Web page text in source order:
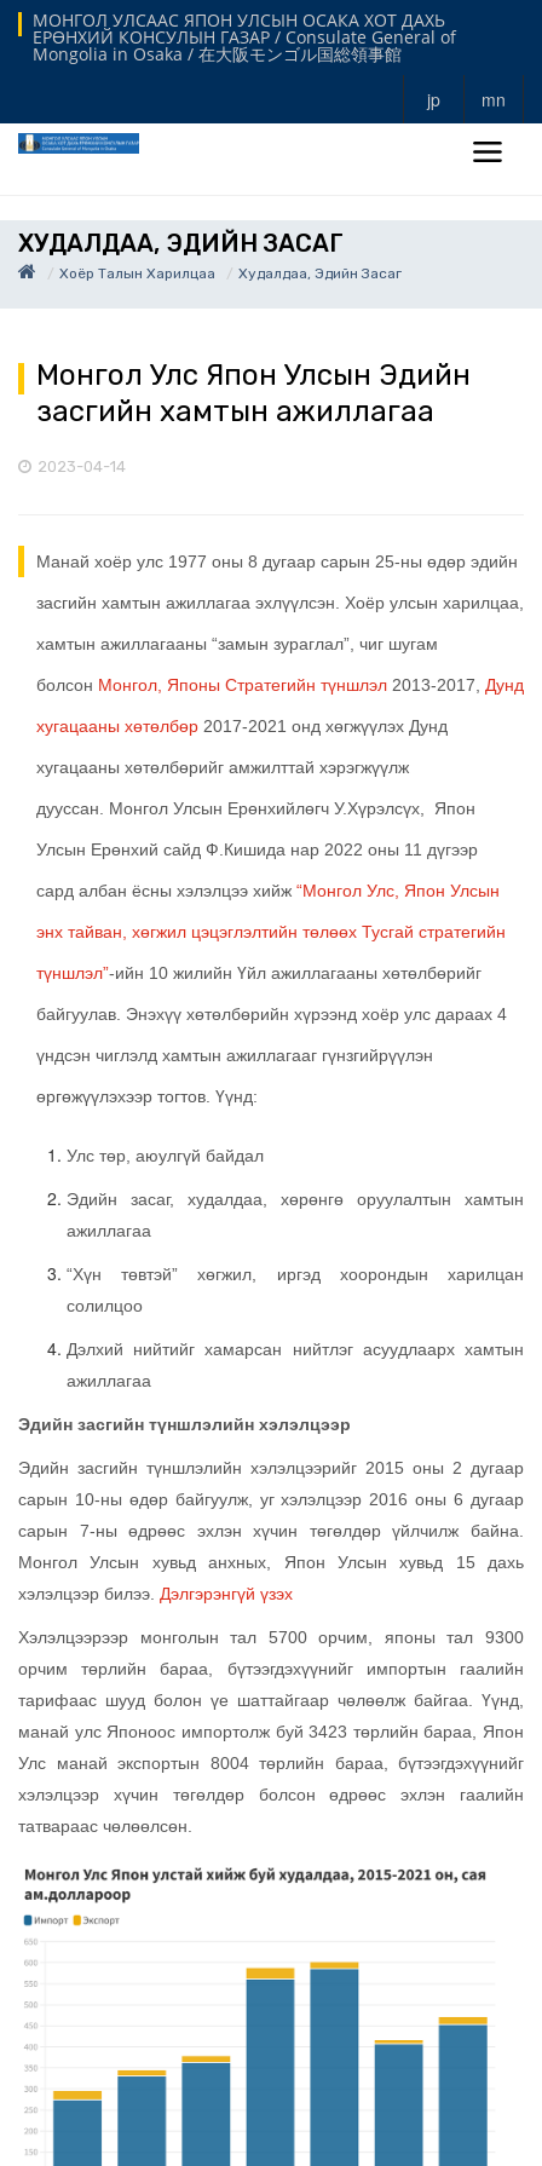
МОНГОЛ УЛСААС ЯПОН УЛСЫН ОСАКА ХОТ ДАХЬ
ЕРӨНХИЙ КОНСУЛЫН ГАЗАР / Consulate General of
Mongolia in Osaka / 在大阪モンゴル国総領事館
jp mn
ХУДАЛДАА, ЭДИЙН ЗАСАГ
Хоёр Талын Харилцаа Худалдаа, Эдийн Засаг
Монгол Улс Япон Улсын Эдийн
засгийн хамтын ажиллагаа
2023-04-14
Манай хоёр улс 1977 оны 8 дугаар сарын 25-ны өдөр эдийн
засгийн хамтын ажиллагаа эхлүүлсэн. Хоёр улсын харилцаа,
хамтын ажиллагааны “замын зураглал”, чиг шугам
болсон Монгол, Японы Стратегийн түншлэл 2013-2017, Дунд
хугацааны хөтөлбөр 2017-2021 онд хөгжүүлэх Дунд
хугацааны хөтөлбөрийг амжилттай хэрэгжүүлж
дууссан. Монгол Улсын Ерөнхийлөгч У.Хүрэлсүх, Япон
Улсын Ерөнхий сайд Ф.Кишида нар 2022 оны 11 дүгээр
сард албан ёсны хэлэлцээ хийж “Монгол Улс, Япон Улсын
энх тайван, хөгжил цэцэглэлтийн төлөөх Тусгай стратегийн
түншлэл”-ийн 10 жилийн Үйл ажиллагааны хөтөлбөрийг
байгуулав. Энэхүү хөтөлбөрийн хүрээнд хоёр улс дараах 4
үндсэн чиглэлд хамтын ажиллагааг гүнзгийрүүлэн
өргөжүүлэхээр тогтов. Үүнд:
Улс төр, аюулгүй байдал
Эдийн засаг, худалдаа, хөрөнгө оруулалтын хамтын
ажиллагаа
“Хүн төвтэй” хөгжил, иргэд хоорондын харилцан
солилцоо
Дэлхий нийтийг хамарсан нийтлэг асуудлаарх хамтын
ажиллагаа
Эдийн засгийн түншлэлийн хэлэлцээр
Эдийн засгийн түншлэлийн хэлэлцээрийг 2015 оны 2 дугаар
сарын 10-ны өдөр байгуулж, уг хэлэлцээр 2016 оны 6 дугаар
сарын 7-ны өдрөөс эхлэн хүчин төгөлдөр үйлчилж байна.
Монгол Улсын хувьд анхных, Япон Улсын хувьд 15 дахь
хэлэлцээр билээ. Дэлгэрэнгүй үзэх
Хэлэлцээрээр монголын тал 5700 орчим, японы тал 9300
орчим төрлийн бараа, бүтээгдэхүүнийг импортын гаалийн
тарифаас шууд болон үе шаттайгаар чөлөөлж байгаа. Үүнд,
манай улс Японоос импортолж буй 3423 төрлийн бараа, Япон
Улс манай экспортын 8004 төрлийн бараа, бүтээгдэхүүнийг
хэлэлцээр хүчин төгөлдөр болсон өдрөөс эхлэн гаалийн
татвараас чөлөөлсөн.